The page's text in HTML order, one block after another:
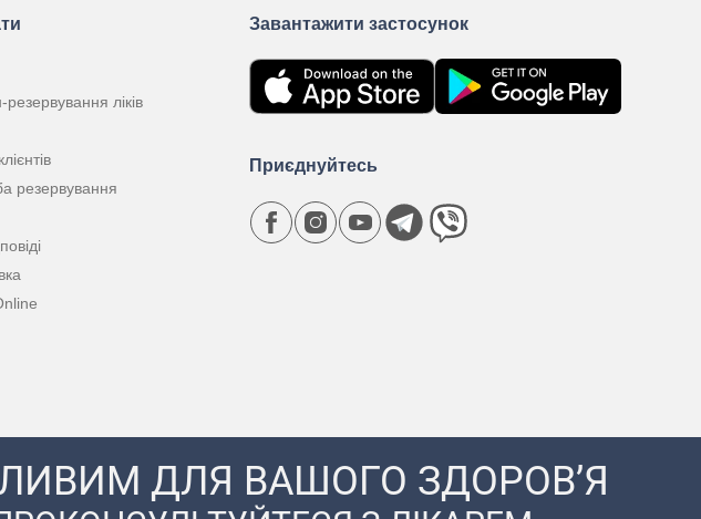
ліків
резервування
Завантажити застосунок
Приєднуйтесь
ДЛЯ ВАШОГО ЗДОРОВ’Я